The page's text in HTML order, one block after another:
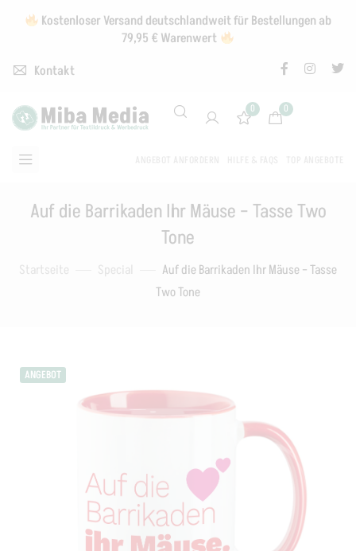
Kontakt
Kostenloser Versand deutschlandweit für Bestellungen ab
79,95 € Warenwert
0 0
Auf die Barrikaden Ihr Mäuse – Tasse Two
Tone
Startseite Special
Auf die Barrikaden Ihr Mäuse – Tasse
Two Tone
ANGEBOT